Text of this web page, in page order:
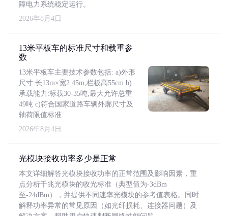
障电力系统稳定运行。
2026年8月4日
13米平板车的标准尺寸和载重参
数
13米平板车主要技术参数包括: a)外形
尺寸:长13m×宽2.45m,栏板高55cm b)
承载能力:标载30-35吨,最大允许总重
49吨 c)符合国家道路车辆外廓尺寸及
轴荷限值标准
2026年8月4日
光模块接收功率多少是正常
本文详细解答光模块接收功率的正常范围及影响因素，重
点分析千兆光模块的收光标准（典型值为-3dBm
至-24dBm），并提供不同速率光模块的参考值表格。同时
解释功率异常的常见原因（如光纤损耗、连接器问题）及